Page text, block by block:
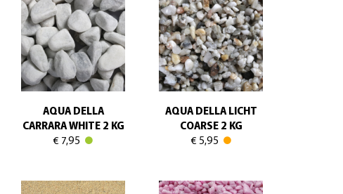
AQUA DELLA
CARRARA WHITE 2 KG
€ 7,95
AQUA DELLA LICHT
COARSE 2 KG
€ 5,95